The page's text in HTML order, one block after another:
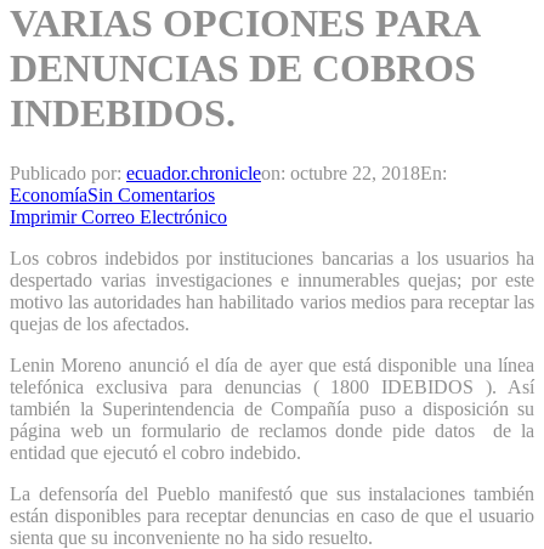
VARIAS OPCIONES PARA
DENUNCIAS DE COBROS
INDEBIDOS.
Publicado por: ecuador.chronicleon: octubre 22, 2018En:
EconomíaSin Comentarios
Imprimir Correo Electrónico
Los cobros indebidos por instituciones bancarias a los usuarios ha
despertado varias investigaciones e innumerables quejas; por este
motivo las autoridades han habilitado varios medios para receptar las
quejas de los afectados.
Lenin Moreno anunció el día de ayer que está disponible una línea
telefónica exclusiva para denuncias ( 1800 IDEBIDOS ). Así
también la Superintendencia de Compañía puso a disposición su
página web un formulario de reclamos donde pide datos de la
entidad que ejecutó el cobro indebido.
La defensoría del Pueblo manifestó que sus instalaciones también
están disponibles para receptar denuncias en caso de que el usuario
sienta que su inconveniente no ha sido resuelto.